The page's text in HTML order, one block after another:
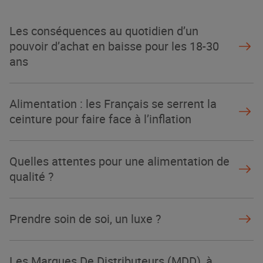
Les conséquences au quotidien d’un
pouvoir d’achat en baisse pour les 18-30
ans
Alimentation : les Français se serrent la
ceinture pour faire face à l’inflation
Quelles attentes pour une alimentation de
qualité ?
Prendre soin de soi, un luxe ?